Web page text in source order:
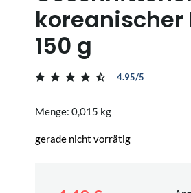
koreanischer
150 g
4.95/5
Menge: 0,015 kg
gerade nicht vorrätig